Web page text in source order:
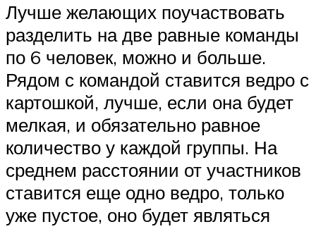
Лучше желающих поучаствовать
разделить на две равные команды
по 6 человек, можно и больше.
Рядом с командой ставится ведро с
картошкой, лучше, если она будет
мелкая, и обязательно равное
количество у каждой группы. На
среднем расстоянии от участников
ставится еще одно ведро, только
уже пустое, оно будет являться